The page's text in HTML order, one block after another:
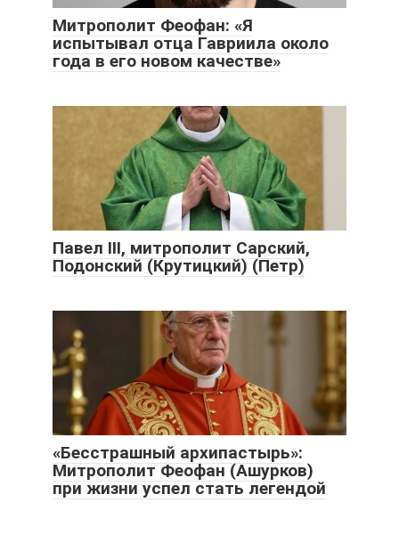
Митрополит Феофан: «Я
испытывал отца Гавриила около
года в его новом качестве»
Павел III, митрополит Сарский,
Подонский (Крутицкий) (Петр)
«Бесстрашный архипастырь»:
Митрополит Феофан (Ашурков)
при жизни успел стать легендой